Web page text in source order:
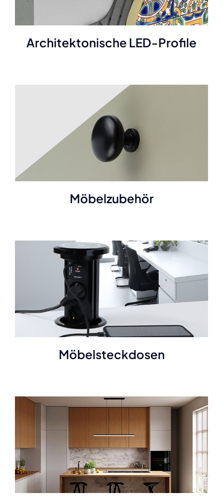
Architektonische LED-Profile
Möbelzubehör
Möbelsteckdosen